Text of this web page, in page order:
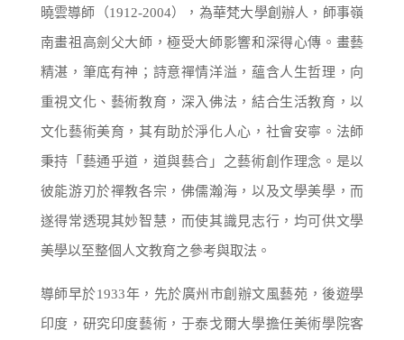
曉雲導師（1912-2004），為華梵大學創辦人，師事嶺
南畫祖高劍父大師，極受大師影響和深得心傳。畫藝
精湛，筆底有神；詩意禪情洋溢，蘊含人生哲理，向
重視文化、藝術教育，深入佛法，結合生活教育，以
文化藝術美育，其有助於淨化人心，社會安寧。法師
秉持「藝通乎道，道與藝合」之藝術創作理念。是以
彼能游刃於禪教各宗，佛儒瀚海，以及文學美學，而
遂得常透現其妙智慧，而使其識見志行，均可供文學
美學以至整個人文教育之參考與取法。
導師早於1933年，先於廣州市創辦文風藝苑，後遊學
印度，研究印度藝術，于泰戈爾大學擔任美術學院客